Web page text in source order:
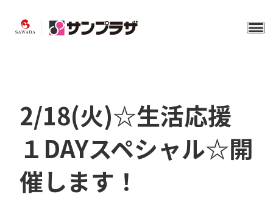
2/18(火)☆生活応援
１DAYスペシャル☆開
催します！